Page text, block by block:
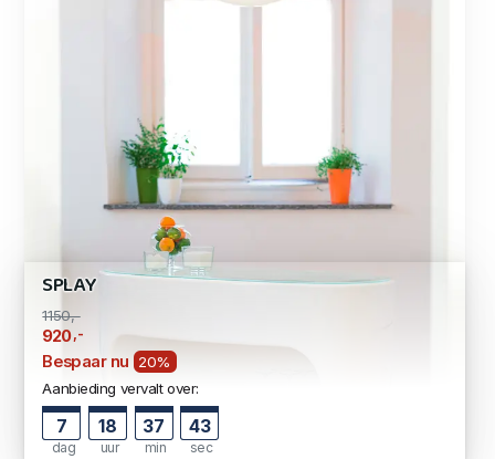
SPLAY
1150,-
920,-
Bespaar nu
20%
Aanbieding vervalt over:
7
dag
18
uur
37
min
42
sec